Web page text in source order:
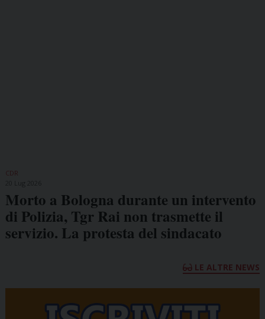
CDR
Morto a Bologna durante un intervento
di Polizia, Tgr Rai non trasmette il
servizio. La protesta del sindacato
LE ALTRE NEWS